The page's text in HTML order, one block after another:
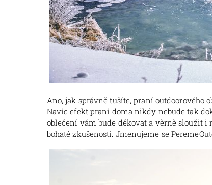
Ano, jak správně tušíte, praní outdoorového
Navíc efekt praní doma nikdy nebude tak
oblečení vám bude děkovat a věrně sloužit
bohaté zkušenosti. Jmenujeme se